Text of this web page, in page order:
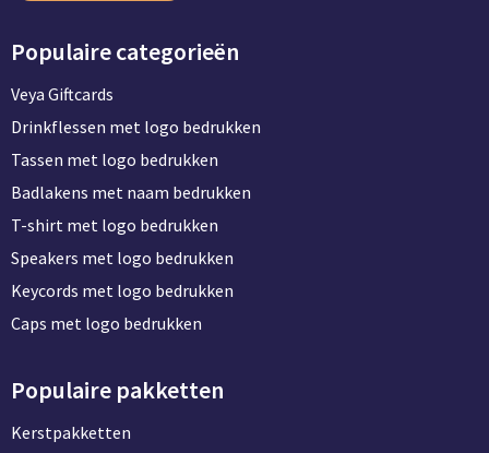
Populaire categorieën
Veya Giftcards
Drinkflessen met logo bedrukken
Tassen met logo bedrukken
Badlakens met naam bedrukken
T-shirt met logo bedrukken
Speakers met logo bedrukken
Keycords met logo bedrukken
Caps met logo bedrukken
Populaire pakketten
Kerstpakketten